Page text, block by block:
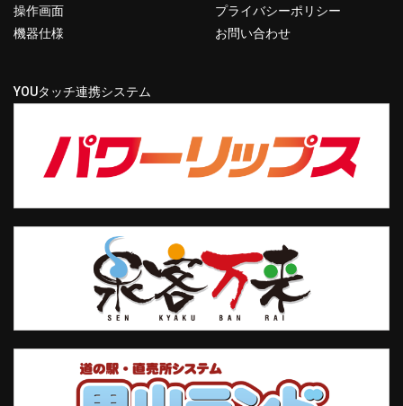
操作画面
機器仕様
プライバシーポリシー
お問い合わせ
YOUタッチ連携システム